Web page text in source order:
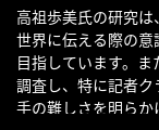
事
一
覧
へ
高祖歩美氏の研究
世界に伝える際の
目指しています。
調査し、特に記者
手の難しさを明ら